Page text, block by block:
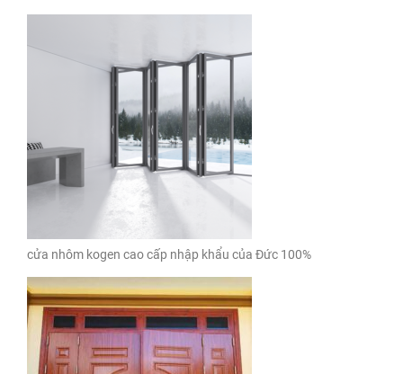
cửa nhôm kogen cao cấp nhập khẩu của Đức 100%